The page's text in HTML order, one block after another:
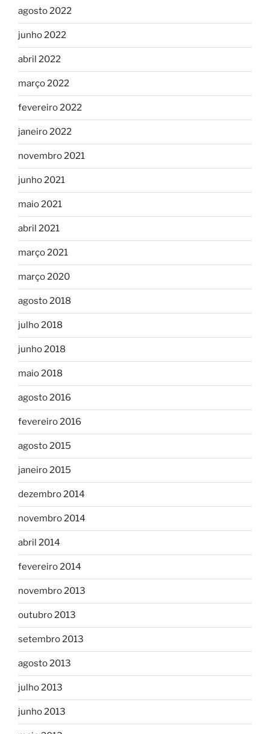
agosto 2022
junho 2022
abril 2022
março 2022
fevereiro 2022
janeiro 2022
novembro 2021
junho 2021
maio 2021
abril 2021
março 2021
março 2020
agosto 2018
julho 2018
junho 2018
maio 2018
agosto 2016
fevereiro 2016
agosto 2015
janeiro 2015
dezembro 2014
novembro 2014
abril 2014
fevereiro 2014
novembro 2013
outubro 2013
setembro 2013
agosto 2013
julho 2013
junho 2013